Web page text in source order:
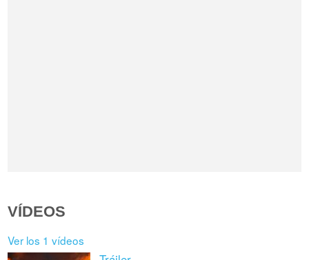
VÍDEOS
Ver los 1 vídeos